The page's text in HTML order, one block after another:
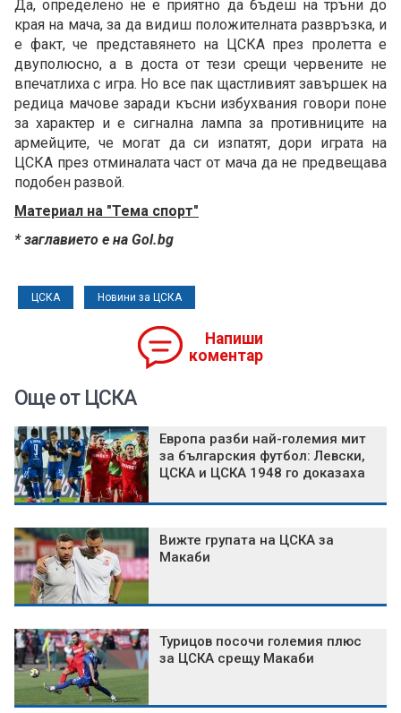
Да, определено не е приятно да бъдеш на тръни до
края на мача, за да видиш положителната развръзка, и
е факт, че представянето на ЦСКА през пролетта е
двуполюсно, а в доста от тези срещи червените не
впечатлиха с игра. Но все пак щастливият завършек на
редица мачове заради късни избухвания говори поне
за характер и е сигнална лампа за противниците на
армейците, че могат да си изпатят, дори играта на
ЦСКА през отминалата част от мача да не предвещава
подобен развой.
Материал на "Тема спорт"
* заглавието е на Gol.bg
ЦСКА Новини за ЦСКА
Напиши
коментар
Още от ЦСКА
Европа разби най-големия мит
за българския футбол: Левски,
ЦСКА и ЦСКА 1948 го доказаха
Вижте групата на ЦСКА за
Макаби
Турицов посочи големия плюс
за ЦСКА срещу Макаби